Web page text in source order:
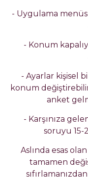
- Uygulama
- Konum
- Ayarlar kişisel
konum
anket
- Karşınıza
soruyu 15-
Aslında esas
tamamen